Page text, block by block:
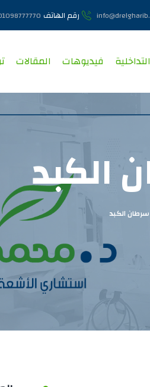
رقم الهاتف
فيديوهات المقالات
الكبد
الكبد